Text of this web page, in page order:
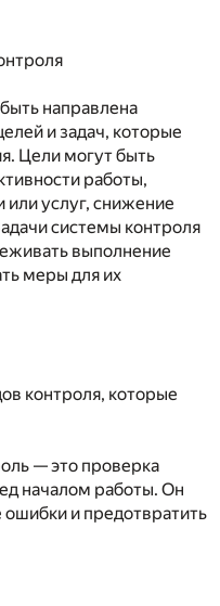
направлена
и задач, которые
Цели могут быть
работы,
или услуг, снижение
системы контроля
выполнение
меры для их
контроля, которые
— это проверка
началом работы. Он
и предотвратить